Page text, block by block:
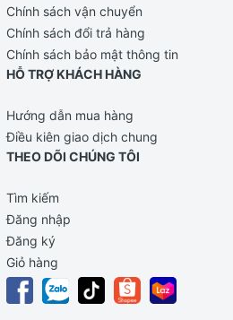
Chính sách vận chuyển
Chính sách đổi trả hàng
Chính sách bảo mật thông tin
HỖ TRỢ KHÁCH HÀNG
Hướng dẫn mua hàng
Điều kiên giao dịch chung
THEO DÕI CHÚNG TÔI
Tìm kiếm
Đăng nhập
Đăng ký
Giỏ hàng